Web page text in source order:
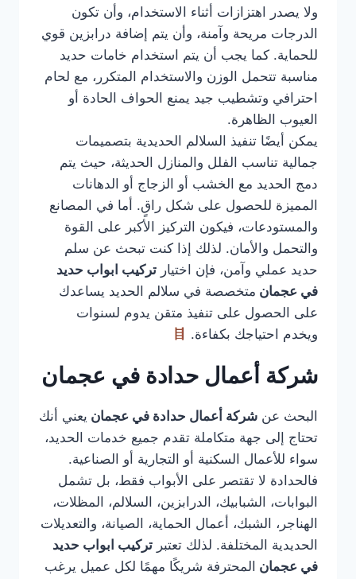
ولا يصدر اهتزازات أثناء الاستخدام، وأن تكون
الدرجات مريحة وآمنة، وأن يتم إضافة درابزين قوي
للحماية. كما يجب أن يتم استخدام خامات حديد
مناسبة تتحمل الوزن والاستخدام المتكرر، مع لحام
احترافي وتشطيب جيد يمنع الحواف الحادة أو
العيوب الظاهرة.
يمكن أيضًا تنفيذ السلالم الحديدية بتصميمات
جمالية تناسب الفلل والمنازل الحديثة، حيث يتم
دمج الحديد مع الخشب أو الزجاج أو الدهانات
المميزة للحصول على شكل راقٍ. أما في المصانع
والمستودعات، فيكون التركيز الأكبر على القوة
والتحمل والأمان. لذلك إذا كنت تبحث عن سلم
حديد عملي وآمن، فإن اختيار تركيب ابواب حديد
في عجمان متخصصة في سلالم الحديد يساعدك
على الحصول على تنفيذ متقن يدوم لسنوات
ويخدم احتياجك بكفاءة.
شركة أعمال حدادة في عجمان
البحث عن شركة أعمال حدادة في عجمان يعني أنك
تحتاج إلى جهة متكاملة تقدم جميع خدمات الحديد،
سواء للأعمال السكنية أو التجارية أو الصناعية.
فالحدادة لا تقتصر على الأبواب فقط، بل تشمل
البوابات، الشبابيك، الدرابزين، السلالم، المظلات،
الهناجر، الشبك، أعمال الحماية، الصيانة، والتعديلات
الحديدية المختلفة. لذلك تعتبر تركيب ابواب حديد
في عجمان المحترفة شريكًا مهمًا لكل عميل يرغب